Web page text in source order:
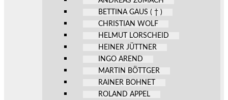
BETTINA GAUS ( † )
CHRISTIAN WOLF
HELMUT LORSCHEID
HEINER JÜTTNER
INGO AREND
MARTIN BÖTTGER
RAINER BOHNET
ROLAND APPEL